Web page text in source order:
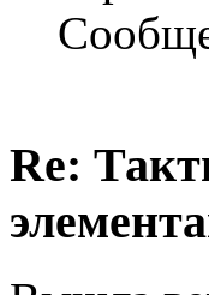
Re: